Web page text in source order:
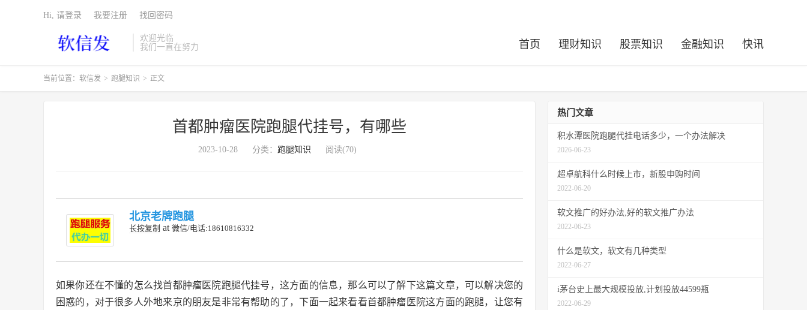
欢迎光临
我们一直在努力
首页 理财知识 股票知识 金融知识 快讯
Hi, 请登录 我要注册 找回密码
当前位置： 软信发 > 跑腿知识 > 正文
首都肿瘤医院跑腿代挂号，有哪些
2023-10-28 分类： 跑腿知识 阅读(70)
北京老牌跑腿
长按复制 at 微信/电话:18610816332
如果你还在不懂的怎么找首都肿瘤医院跑腿代挂号，这方面的信息，那么可以了解下这篇文章，可以解决您的
困惑的，对于很多人外地来京的朋友是非常有帮助的了，下面一起来看看首都肿瘤医院这方面的跑腿，让您有
热门文章
积水潭医院跑腿代挂电话多少，一个办法解决
2026-06-23
超卓航科什么时候上市，新股申购时间
2022-06-20
软文推广的好办法,好的软文推广办法
2022-06-23
什么是软文，软文有几种类型
2022-06-27
i茅台史上最大规模投放,计划投放44599瓶
2022-06-29